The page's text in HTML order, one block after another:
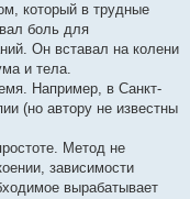
который в трудные
боль для
Он вставал на колени
и тела.
Например, в Санкт-
(но автору не известны
Метод не
зависимости
вырабатывает